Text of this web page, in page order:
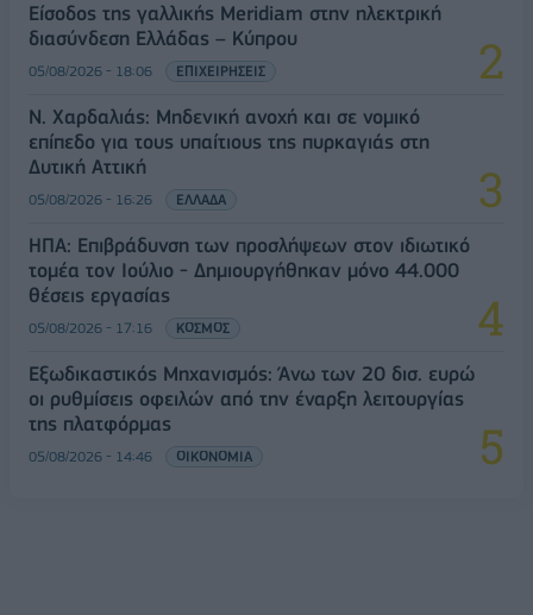
Είσοδος της γαλλικής Meridiam στην ηλεκτρική
διασύνδεση Ελλάδας – Κύπρου
05/08/2026 - 18:06 ΕΠΙΧΕΙΡΗΣΕΙΣ
Ν. Χαρδαλιάς: Μηδενική ανοχή και σε νομικό
επίπεδο για τους υπαίτιους της πυρκαγιάς στη
Δυτική Αττική
05/08/2026 - 16:26 ΕΛΛΑΔΑ
ΗΠΑ: Επιβράδυνση των προσλήψεων στον ιδιωτικό
τομέα τον Ιούλιο - Δημιουργήθηκαν μόνο 44.000
θέσεις εργασίας
05/08/2026 - 17:16 ΚΟΣΜΟΣ
Εξωδικαστικός Μηχανισμός: Άνω των 20 δισ. ευρώ
οι ρυθμίσεις οφειλών από την έναρξη λειτουργίας
της πλατφόρμας
05/08/2026 - 14:46 ΟΙΚΟΝΟΜΙΑ